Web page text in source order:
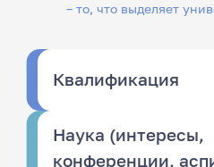
– то, что выделяет
Квалификация
Наука (интересы,
конференции,